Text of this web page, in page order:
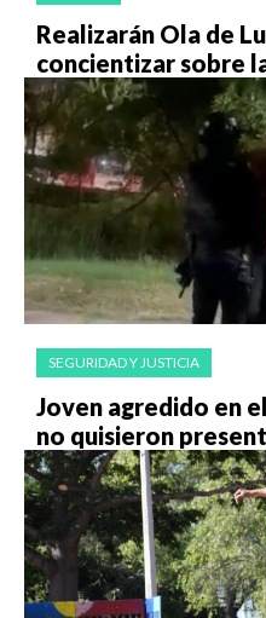
Realizarán Ola de
concientizar sobre
SEGURIDAD Y JUSTICIA
Joven agredido en
no quisieron